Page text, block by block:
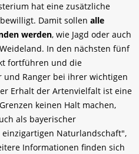
hat eine zusätzliche
Damit sollen alle
werden, wie Jagd oder auch
In den nächsten fünf
fortführen und die
und Ranger bei ihrer wichtigen
Erhalt der Artenvielfalt ist eine
keinen Halt machen,
als bayerischer
Naturlandschaft",
Informationen finden sich